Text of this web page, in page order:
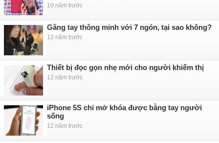
10 năm trước
Găng tay thông minh với 7 ngón, tại sao không?
12 năm trước
Thiết bị đọc gọn nhẹ mới cho người khiếm thị
12 năm trước
iPhone 5S chỉ mở khóa được bằng tay người
sống
12 năm trước